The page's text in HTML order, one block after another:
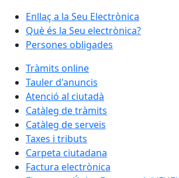
Enllaç a la Seu Electrònica
Què és la Seu electrònica?
Persones obligades
Tràmits online
Tauler d'anuncis
Atenció al ciutadà
Catàleg de tràmits
Catàleg de serveis
Taxes i tributs
Carpeta ciutadana
Factura electrònica